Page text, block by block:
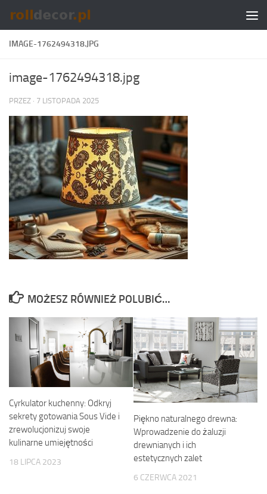
Skip to content
IMAGE-1762494318.JPG
image-1762494318.jpg
PRZEZ · 7 LISTOPADA 2025
MOŻESZ RÓWNIEŻ POLUBIĆ…
Cyrkulator kuchenny: Odkryj
sekrety gotowania Sous Vide i
zrewolucjonizuj swoje
kulinarne umiejętności
18 LIPCA 2023
Piękno naturalnego drewna:
Wprowadzenie do żaluzji
drewnianych i ich
estetycznych zalet
6 CZERWCA 2021